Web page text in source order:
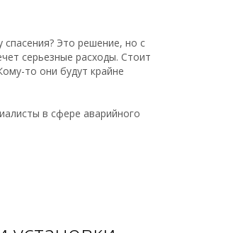
Это решение, но с
серьезные расходы. Стоит
то они будут крайне
в сфере аварийного